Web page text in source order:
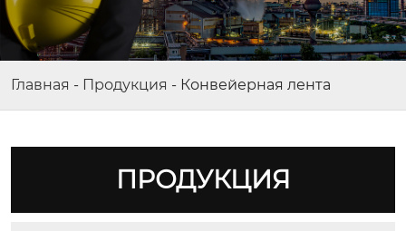
Главная - Продукция - Конвейерная лента
ПРОДУКЦИЯ